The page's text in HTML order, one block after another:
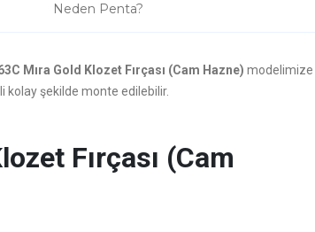
Neden Penta?
Mıra Gold Klozet Fırçası (Cam Hazne) modelimize
kolay şekilde monte edilebilir.
Fırçası (Cam